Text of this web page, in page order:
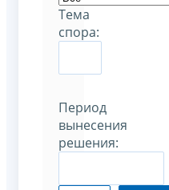
Тема
спора:
Период
вынесения
решения: